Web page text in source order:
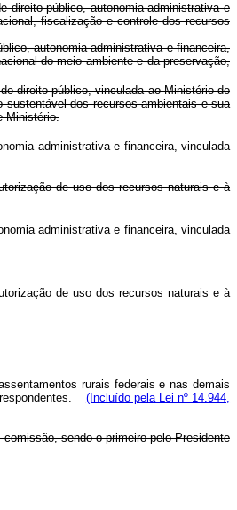
direito público, autonomia administrativa e
fiscalização e controle dos recursos
autonomia administrativa e financeira,
do meio ambiente e da preservação,
direito público, vinculada ao Ministério do
sustentável dos recursos ambientais e sua
Ministério.
administrativa e financeira, vinculada
de uso dos recursos naturais e à
administrativa e financeira, vinculada
de uso dos recursos naturais e à
rurais federais e nas demais
(Incluído pela Lei nº 14.944,
sendo o primeiro pelo Presidente